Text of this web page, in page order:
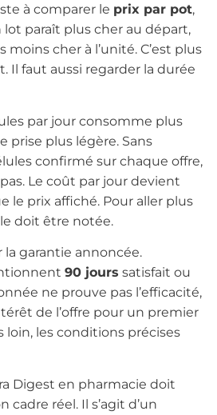
à comparer le prix par pot,
lot paraît plus cher au départ,
moins cher à l’unité. C’est plus
Il faut aussi regarder la durée
par jour consomme plus
prise plus légère. Sans
confirmé sur chaque offre,
Le coût par jour devient
le prix affiché. Pour aller plus
doit être notée.
la garantie annoncée.
90 jours satisfait ou
ne prouve pas l’efficacité,
de l’offre pour un premier
loin, les conditions précises
Digest en pharmacie doit
cadre réel. Il s’agit d’un